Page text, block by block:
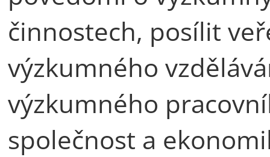
činnostech, posílit
výzkumného
výzkumného
společnost a